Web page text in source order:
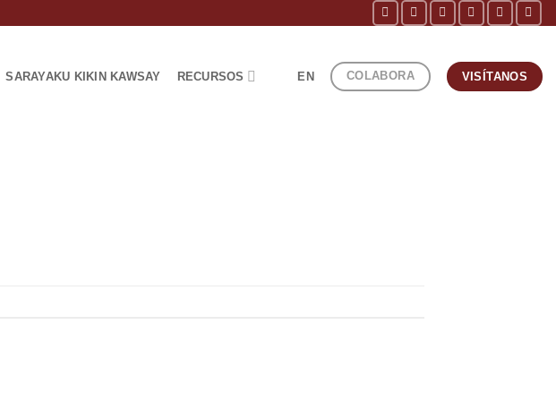
SARAYAKU KIKIN KAWSAY RECURSOS EN COLABORA VISÍTANOS